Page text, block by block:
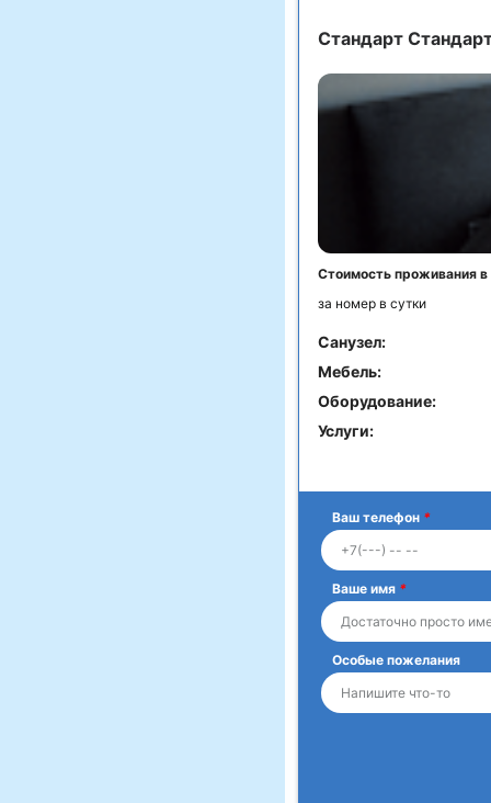
Стоимость проживания
за номер в сутки
Стандарт
Санузел:
Мебель:
Оборудование:
Услуги:
Ваш телефон *
Ваше имя *
Особые пожелания